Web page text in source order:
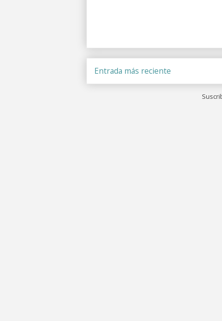
Entrada más reciente